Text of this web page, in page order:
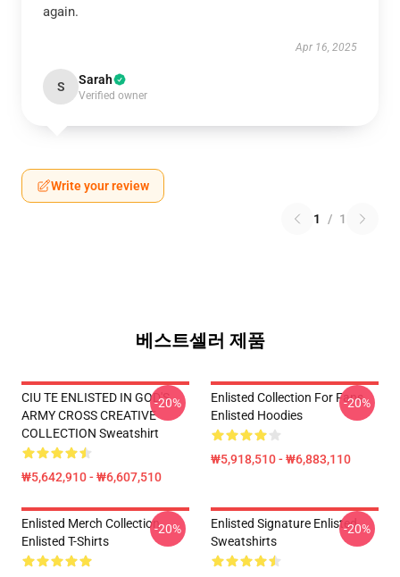
again.
Apr 16, 2025
S Sarah
Verified owner
Write your review
1 / 1
베스트셀러 제품
CIU TE ENLISTED IN GOD'S
ARMY CROSS CREATIVE
COLLECTION Sweatshirt
₩5,642,910 - ₩6,607,510
-20%
Enlisted Collection For Fans
Enlisted Hoodies
₩5,918,510 - ₩6,883,110
-20%
Enlisted Merch Collection
Enlisted T-Shirts
-20%
Enlisted Signature Enlisted
Sweatshirts
-20%